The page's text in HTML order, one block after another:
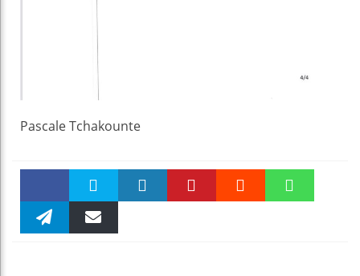
Pascale Tchakounte
Faceboo Twitter